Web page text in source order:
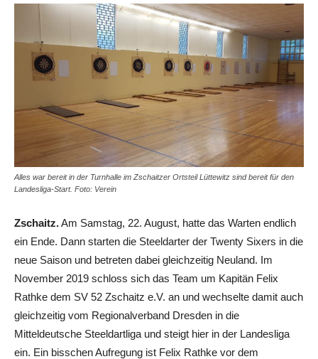
Alles war bereit in der Turnhalle im Zschaitzer Ortsteil Lüttewitz sind bereit für den
Landesliga-Start. Foto: Verein
Zschaitz.Am Samstag, 22. August, hatte das Warten endlich
ein Ende. Dann starten die Steeldarter der Twenty Sixers in die
neue Saison und betreten dabei gleichzeitig Neuland. Im
November 2019 schloss sich das Team um Kapitän Felix
Rathke dem SV 52 Zschaitz e.V. an und wechselte damit auch
gleichzeitig vom Regionalverband Dresden in die
Mitteldeutsche Steeldartliga und steigt hier in der Landesliga
ein. Ein bisschen Aufregung ist Felix Rathke vor dem